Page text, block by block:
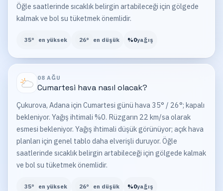
Öğle saatlerinde sıcaklık belirgin artabileceği için gölgede
kalmak ve bol su tüketmek önemlidir.
35° en yüksek 26° en düşük %0yağış
08 AĞU
Cumartesi hava nasıl olacak?
Çukurova, Adana için Cumartesi günü hava 35° / 26°; kapalı
bekleniyor. Yağış ihtimali %0. Rüzgarın 22 km/sa olarak
esmesi bekleniyor. Yağış ihtimali düşük görünüyor; açık hava
planları için genel tablo daha elverişli duruyor. Öğle
saatlerinde sıcaklık belirgin artabileceği için gölgede kalmak
ve bol su tüketmek önemlidir.
35° en yüksek 26° en düşük %0yağış